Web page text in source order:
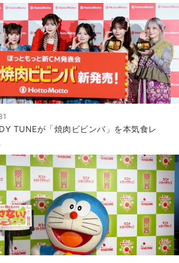
TUNEが「焼肉ビビンバ」を本気食レ